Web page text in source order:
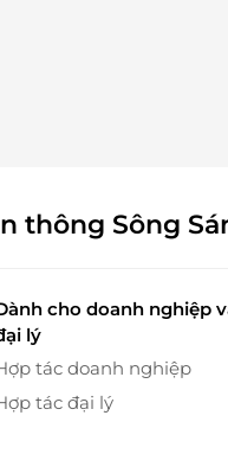
tại Ily Beauty
chế gàu, nấm da
thông Sông
cho doanh nghiệp
lý
tác doanh nghiệp
tác đại lý